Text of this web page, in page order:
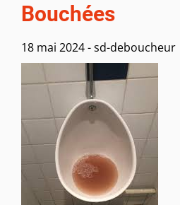
Bouchées
18 mai 2024-sd-deboucheur